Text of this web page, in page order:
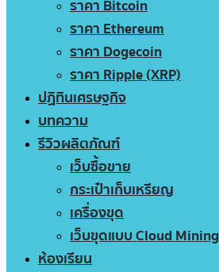
ราคา Bitcoin
ราคา Ethereum
ราคา Dogecoin
ราคา Ripple (XRP)
ปฏิทินเศรษฐกิจ
บทความ
รีวิวผลิตภัณฑ์
เว็บซื้อขาย
กระเป๋าเก็บเหรียญ
เครื่องขุด
เว็บขุดแบบ Cloud Mining
ห้องเรียน